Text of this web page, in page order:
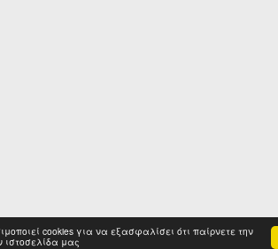
cookies για να εξασφαλίσει ότι παίρνετε την
ιστοσελίδα μας